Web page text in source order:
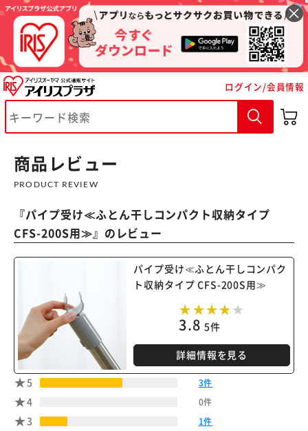
ログイン/会員情報
商品レビュー
PRODUCT REVIEW
『パイプ受け≪ふとん干しコンパクト収納タイプ
CFS-200S用≫』のレビュー
パイプ受け≪ふとん干しコンパク
ト収納タイプ CFS-200S用≫
3.8 5件
詳細情報を見る
5 3件
4 0件
3 1件
※ご確認ください
カートに入れる 購入手続きへ